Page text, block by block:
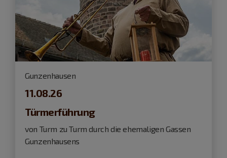
Gunzenhausen
11.08.26
Türmerführung
von Turm zu Turm durch die ehemaligen Gassen
Gunzenhausens